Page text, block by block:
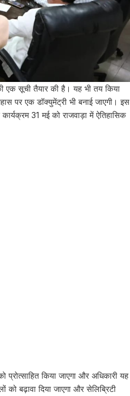
एक सूची तैयार की है। यह भी तय किया
पर एक डॉक्युमेंट्री भी बनाई जाएगी। इस
31 मई को राजवाड़ा में ऐतिहासिक
प्रोत्साहित किया जाएगा और अधिकारी यह
बढ़ावा दिया जाएगा और सेलिब्रिटी